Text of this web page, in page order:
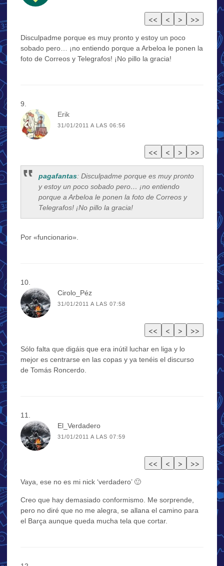
Disculpadme porque es muy pronto y estoy un poco
sobado pero… ¡no entiendo porque a Arbeloa le ponen la
foto de Correos y Telegrafos! ¡No pillo la gracia!
Erik
31/01/2011 A LAS 06:56
pagafantas: Disculpadme porque es muy pronto
y estoy un poco sobado pero… ¡no entiendo
porque a Arbeloa le ponen la foto de Correos y
Telegrafos! ¡No pillo la gracia!
Por «funcionario».
Cirolo_Péz
31/01/2011 A LAS 07:58
Sólo falta que digáis que era inútil luchar en liga y lo
mejor es centrarse en las copas y ya tenéis el discurso
de Tomás Roncerdo.
El_Verdadero
31/01/2011 A LAS 07:59
Vaya, ese no es mi nick ‘verdadero’ 🙂
Creo que hay demasiado conformismo. Me sorprende,
pero no diré que no me alegra, se allana el camino para
el Barça aunque queda mucha tela que cortar.